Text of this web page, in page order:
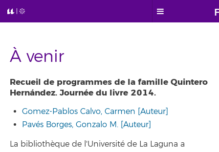
À venir
Recueil de programmes de la famille Quintero
Hernández. Journée du livre 2014.
Gomez-Pablos Calvo, Carmen [Auteur]
Pavés Borges, Gonzalo M. [Auteur]
La bibliothèque de l'Université de La Laguna a